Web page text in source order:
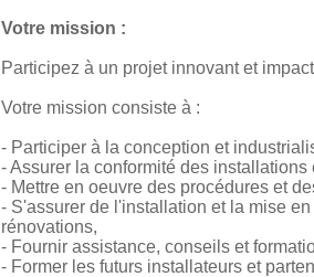
Votre mission :
Participez à un projet innovant et
Votre mission consiste à :
- Participer à la conception et
- Assurer la conformité des
- Mettre en oeuvre des procédures et
- S'assurer de l'installation et la mise
rénovations,
- Fournir assistance, conseils et
- Former les futurs installateurs et